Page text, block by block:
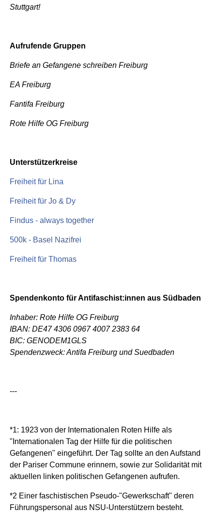
Stuttgart!
Aufrufende Gruppen
Briefe an Gefangene schreiben Freiburg
EA Freiburg
Fantifa Freiburg
Rote Hilfe OG Freiburg
Unterstützerkreise
Freiheit für Lina
Freiheit für Jo & Dy
Findus - always together
500k - Basel Nazifrei
Freiheit für Thomas
Spendenkonto für Antifaschist:innen aus Südbaden
Inhaber: Rote Hilfe OG Freiburg
IBAN: DE47 4306 0967 4007 2383 64
BIC: GENODEM1GLS
Spendenzweck: Antifa Freiburg und Suedbaden
---
*1: 1923 von der Internationalen Roten Hilfe als
"Internationalen Tag der Hilfe für die politischen
Gefangenen" eingeführt. Der Tag sollte an den Aufstand
der Pariser Commune erinnern, sowie zur Solidarität mit
aktuellen linken politischen Gefangenen aufrufen.
*2 Einer faschistischen Pseudo-"Gewerkschaft" deren
Führungspersonal aus NSU-Unterstützern besteht.